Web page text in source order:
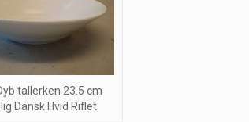
tallerken 23.5 cm
Dansk Hvid Riflet